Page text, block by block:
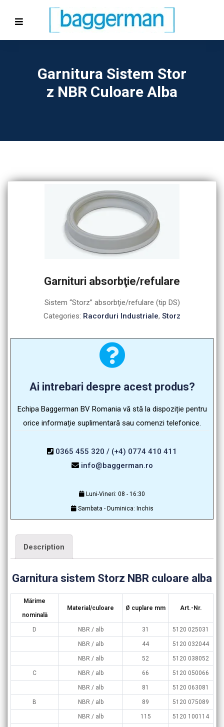
Garnitura Sistem Stor
Z NBR Culoare Alba
Garnituri absorbţie/refulare
Sistem “Storz” absorbţie/refulare (tip DS)
Categories: Racorduri Industriale, Storz
Ai intrebari despre acest produs?
Echipa Baggerman BV Romania vă stă la dispoziție pentru
orice informație suplimentară sau comenzi telefonice.
0365 455 320 / (+4) 0774 410 411
info@baggerman.ro
Luni-Vineri: 08 - 16:30
Sambata - Duminica: Inchis
Description
Garnitura sistem Storz NBR culoare alba
Mărime
nominală
Material/culoare Ø cuplare mm Art.-Nr.
D NBR / alb 31 5120 025031
NBR / alb 44 5120 032044
NBR / alb 52 5120 038052
C NBR / alb 66 5120 050066
NBR / alb 81 5120 063081
B NBR / alb 89 5120 075089
NBR / alb 115 5120 100114